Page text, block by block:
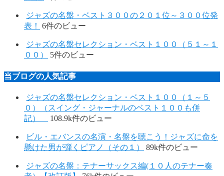
ジャズの名盤・ベスト３００の２０１位～３００位発
表！
6件のビュー
ジャズの名盤セレクション・ベスト１００（５１～１
００）
5件のビュー
当ブログの人気記事
ジャズの名盤セレクション・ベスト１００（１～５
０）（スイング・ジャーナルのベスト１００も併
記）
108.9k件のビュー
ビル・エバンスの名演・名盤を聴こう！ジャズに命を
懸けた男が弾くピアノ（その１）
89k件のビュー
ジャズの名盤：テナーサックス編(１０人のテナー奏